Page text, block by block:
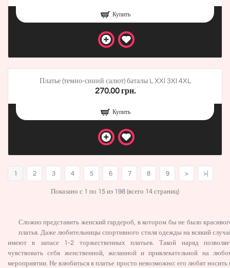
Купить
Платье (темно-синий салют) баталы L XXl 3Xl 4XL
270.00 грн.
Купить
1 2 3 4 5 6 7 8 9 > >|
Показано с 1 по 15 из 198 (всего 14 страниц)
Сложно представить женский гардероб, в котором бы не было
платья. Даже любительницы спортивного стиля одежды на всякий
имеют в запасе 1-2 торжественных платьев. Такой наряд
чувствовать себя женственной, желанной и привлекательной на
мероприятии. Не влюбиться в платье просто невозможно: его любят носить